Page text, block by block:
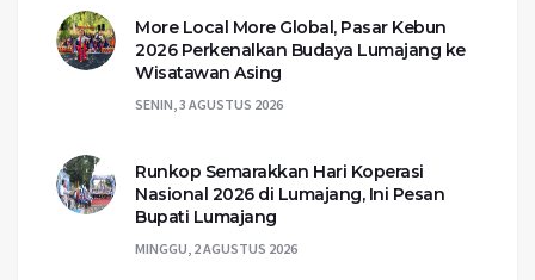
More Local More Global, Pasar Kebun
2026 Perkenalkan Budaya Lumajang ke
Wisatawan Asing
SENIN, 3 AGUSTUS 2026
Runkop Semarakkan Hari Koperasi
Nasional 2026 di Lumajang, Ini Pesan
Bupati Lumajang
MINGGU, 2 AGUSTUS 2026